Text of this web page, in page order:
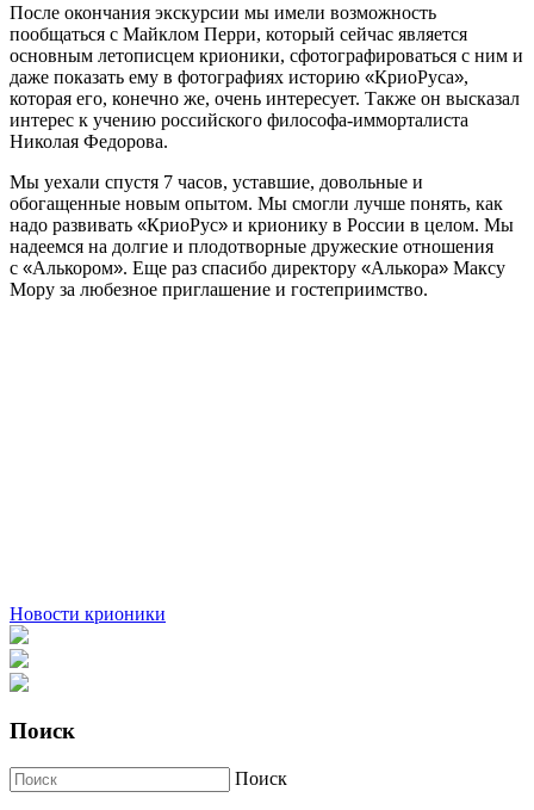
После окончания экскурсии мы имели возможность
пообщаться с Майклом Перри, который сейчас является
основным летописцем крионики, сфотографироваться с ним и
даже показать ему в фотографиях историю «КриоРуса»,
которая его, конечно же, очень интересует. Также он высказал
интерес к учению российского философа-имморталиста
Николая Федорова.
Мы уехали спустя 7 часов, уставшие, довольные и
обогащенные новым опытом. Мы смогли лучше понять, как
надо развивать «КриоРус» и крионику в России в целом. Мы
надеемся на долгие и плодотворные дружеские отношения
с «Алькором». Еще раз спасибо директору «Алькора» Максу
Мору за любезное приглашение и гостеприимство.
Новости крионики
Поиск
Поиск